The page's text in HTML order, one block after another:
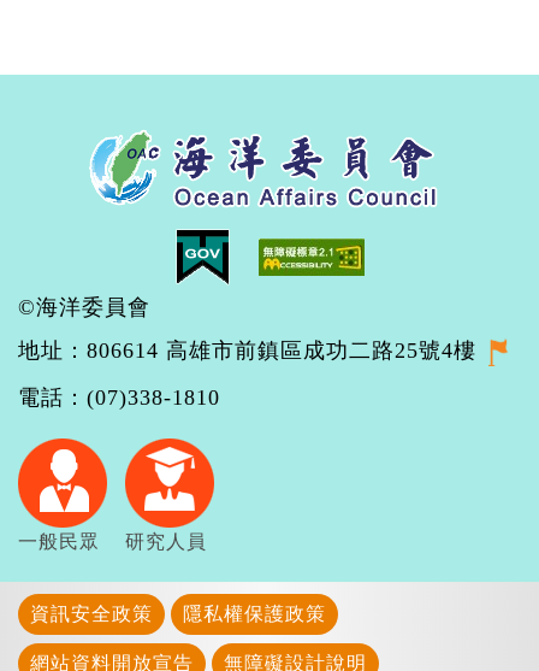
©海洋委員會
地址：806614 高雄市前鎮區成功二路25號4樓
電話：(07)338-1810
一般民眾 研究人員
資訊安全政策 隱私權保護政策
網站資料開放宣告 無障礙設計說明